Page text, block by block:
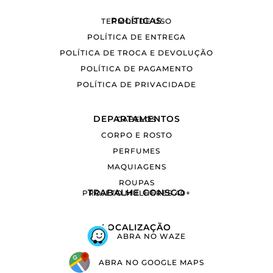
POLÍTICAS
TERMOS DE USO
POLÍTICA DE ENTREGA
POLÍTICA DE TROCA E DEVOLUÇÃO
POLÍTICA DE PAGAMENTO
POLÍTICA DE PRIVACIDADE
DEPARTAMENTOS
CABELOS
CORPO E ROSTO
PERFUMES
MAQUIAGENS
ROUPAS
TRABALHE CONSCO
PROJETO MULHERES 40+
LOCALIZAÇÃO
ABRA NO WAZE
ABRA NO GOOGLE MAPS